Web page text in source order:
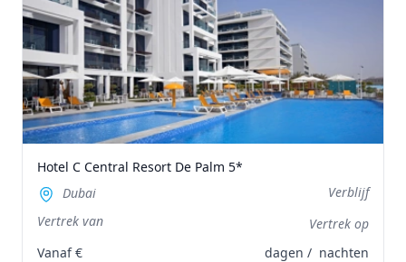
Hotel C Central Resort De Palm 5*
Dubai
Verblijf
Vertrek van
Vertrek op
Vanaf€ dagen / nachten